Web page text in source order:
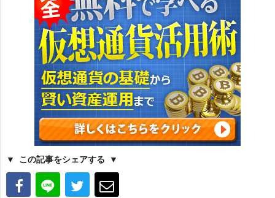
この記事をシェアする